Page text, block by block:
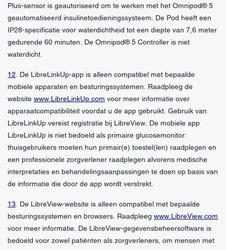
Plus-sensor is geautoriseerd om te werken met het Omnipod® 5
geautomatiseerd insulinetoedieningssysteem. De Pod heeft een
IP28-specificatie voor waterdichtheid tot een diepte van 7,6 meter
gedurende 60 minuten. De Omnipod® 5 Controller is niet
waterdicht.
12 . De LibreLinkUp-app is alleen compatibel met bepaalde
mobiele apparaten en besturingssystemen. Raadpleeg de
website www.LibreLinkUp.com voor meer informatie over
apparaatcompatibiliteit voordat u de app gebruikt. Gebruik van
LibreLinkUp vereist registratie bij LibreView. De mobiele app
LibreLinkUp is niet bedoeld als primaire glucosemonitor:
thuisgebruikers moeten hun primair(e) toestel(len) raadplegen en
een professionele zorgverlener raadplegen alvorens medische
interpretaties en behandelingsaanpassingen te doen op basis van
de informatie die door de app wordt verstrekt.
13 . De LibreView-website is alleen compatibel met bepaalde
besturingssystemen en browsers. Raadpleeg www.LibreView.com
voor meer informatie. De LibreView-gegevensbeheersoftware is
bedoeld voor zowel patiënten als zorgverleners, om mensen met